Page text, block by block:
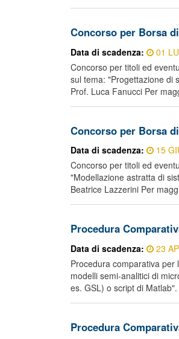
Concorso per Borsa
Data di scadenza:
01
Concorso per titoli ed
sul tema: "Progettazione di
Prof. Luca Fanucci Per
Concorso per Borsa
Data di scadenza:
15
Concorso per titoli ed
"Modellazione astratta di
Beatrice Lazzerini Per
Procedura
Data di scadenza:
23
Procedura comparativa
modelli semi-analitici di
es. GSL) o script di
Procedura